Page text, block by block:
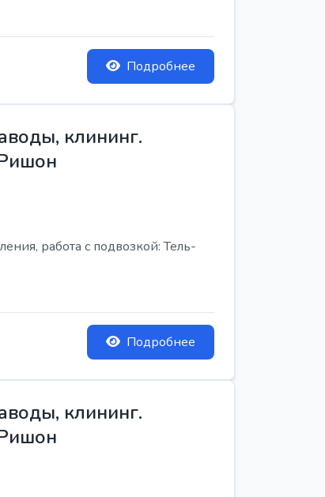
Подробнее
клининг.
работа с подвозкой: Тель-
Подробнее
клининг.